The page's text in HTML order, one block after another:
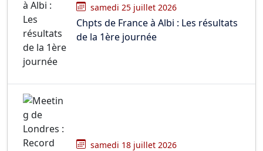
samedi 25 juillet 2026
Chpts de France à Albi : Les résultats
de la 1ère journée
samedi 18 juillet 2026